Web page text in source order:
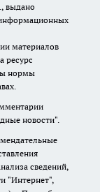
выдано
материалов
ресурс
нормы
новости".
сведений,
"Интернет",